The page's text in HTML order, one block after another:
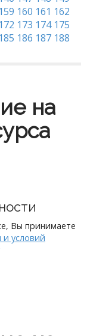
159 160 161 162
172 173 174 175
185 186 187 188
на
Вы принимаете
условий